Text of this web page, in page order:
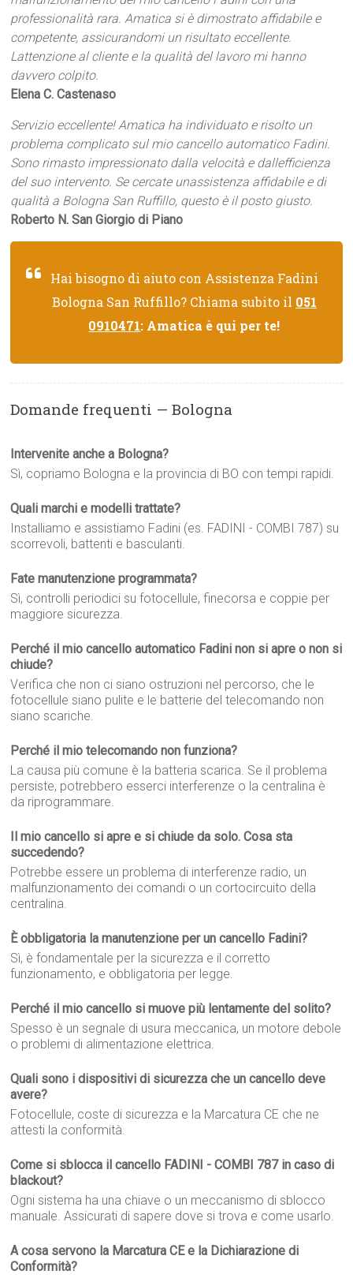
professionalità rara. Amatica si è dimostrato affidabile e
competente, assicurandomi un risultato eccellente.
Lattenzione al cliente e la qualità del lavoro mi hanno
davvero colpito.
Elena C. Castenaso
Servizio eccellente! Amatica ha individuato e risolto un
problema complicato sul mio cancello automatico Fadini.
Sono rimasto impressionato dalla velocità e dallefficienza
del suo intervento. Se cercate unassistenza affidabile e di
qualità a Bologna San Ruffillo, questo è il posto giusto.
Roberto N. San Giorgio di Piano
Hai bisogno di aiuto con Assistenza Fadini
Bologna San Ruffillo? Chiama subito il 051
0910471: Amatica è qui per te!
Domande frequenti — Bologna
Intervenite anche a Bologna?
Sì, copriamo Bologna e la provincia di BO con tempi rapidi.
Quali marchi e modelli trattate?
Installiamo e assistiamo Fadini (es. FADINI - COMBI 787) su
scorrevoli, battenti e basculanti.
Fate manutenzione programmata?
Sì, controlli periodici su fotocellule, finecorsa e coppie per
maggiore sicurezza.
Perché il mio cancello automatico Fadini non si apre o non si
chiude?
Verifica che non ci siano ostruzioni nel percorso, che le
fotocellule siano pulite e le batterie del telecomando non
siano scariche.
Perché il mio telecomando non funziona?
La causa più comune è la batteria scarica. Se il problema
persiste, potrebbero esserci interferenze o la centralina è
da riprogrammare.
Il mio cancello si apre e si chiude da solo. Cosa sta
succedendo?
Potrebbe essere un problema di interferenze radio, un
malfunzionamento dei comandi o un cortocircuito della
centralina.
È obbligatoria la manutenzione per un cancello Fadini?
Sì, è fondamentale per la sicurezza e il corretto
funzionamento, e obbligatoria per legge.
Perché il mio cancello si muove più lentamente del solito?
Spesso è un segnale di usura meccanica, un motore debole
o problemi di alimentazione elettrica.
Quali sono i dispositivi di sicurezza che un cancello deve
avere?
Fotocellule, coste di sicurezza e la Marcatura CE che ne
attesti la conformità.
Come si sblocca il cancello FADINI - COMBI 787 in caso di
blackout?
Ogni sistema ha una chiave o un meccanismo di sblocco
manuale. Assicurati di sapere dove si trova e come usarlo.
A cosa servono la Marcatura CE e la Dichiarazione di
Conformità?